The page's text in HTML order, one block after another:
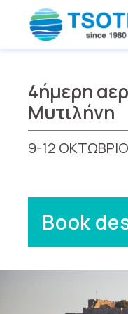
4ήμερη
Μυτιλήνη
9-12
Book